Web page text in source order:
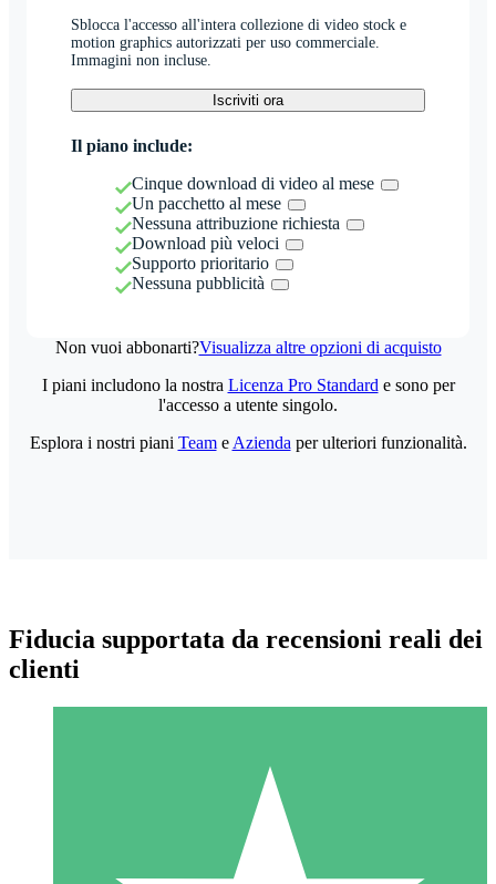
Sblocca l'accesso all'intera collezione di video stock e
motion graphics autorizzati per uso commerciale.
Immagini non incluse.
Iscriviti ora
Il piano include:
Cinque download di video al mese
Un pacchetto al mese
Nessuna attribuzione richiesta
Download più veloci
Supporto prioritario
Nessuna pubblicità
Non vuoi abbonarti?Visualizza altre opzioni di acquisto
Pacchetti di Crediti Individuali
I piani includono la nostra Licenza Pro Standard e sono per
l'accesso a utente singolo.
Esplora i nostri piani Teame Azienda per ulteriori funzionalità.
Fiducia supportata da recensioni reali dei
clienti